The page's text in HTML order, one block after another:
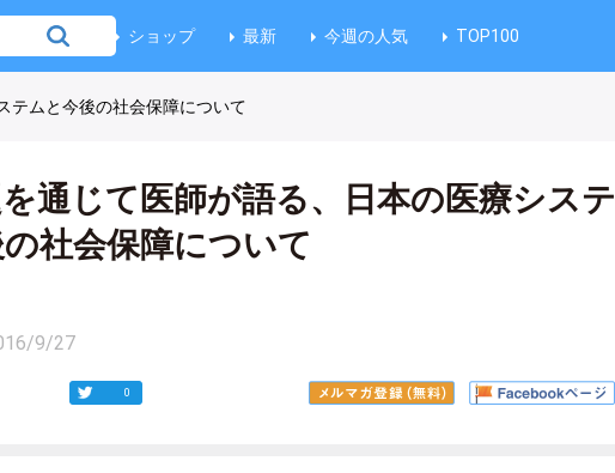
ショップ 最新 今週の人気 TOP100
テムと今後の社会保障について
通じて医師が語る、日本の医療システ
社会保障について
9/27
0